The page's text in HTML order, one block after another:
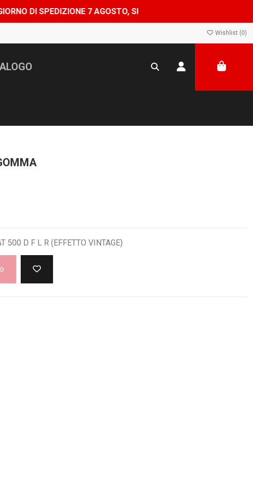
SPEDIZIONE 7 AGOSTO, SHOP CHIUSO DAL 8 AL 24 AGOSTO —
Wishlist (0)
500 D F L R (EFFETTO VINTAGE)